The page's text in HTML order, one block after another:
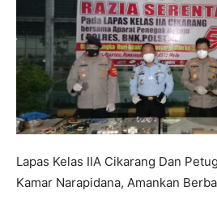
Lapas Kelas IIA Cikarang Dan
Kamar Narapidana, Amankan